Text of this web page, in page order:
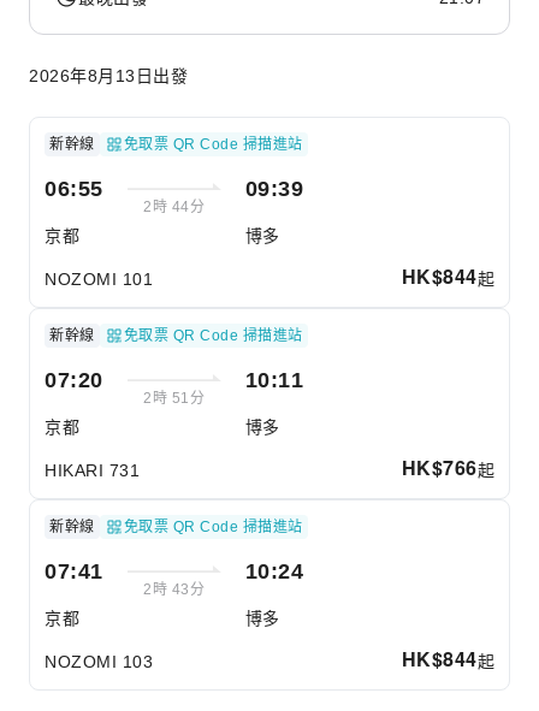
2026年8月13日出發
新幹線 免取票 QR Code 掃描進站
06:55
2時 44分
京都
09:39
博多
NOZOMI 101 HK$844起
新幹線 免取票 QR Code 掃描進站
07:20
2時 51分
京都
10:11
博多
HIKARI 731 HK$766起
新幹線 免取票 QR Code 掃描進站
07:41
2時 43分
京都
10:24
博多
NOZOMI 103 HK$844起